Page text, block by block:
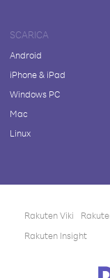
SCARICA
Android
iPhone & iPad
Windows PC
Mac
Linux
Rakuten Viki
Rakuten Insight